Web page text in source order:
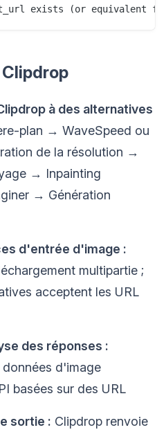
à des alternatives
plan → WaveSpeed ou
de la résolution →
→ Inpainting
→ Génération
d'entrée d'image :
multipartie ;
acceptent les URL
des réponses :
d'image
basées sur des URL
sortie : Clipdrop renvoie